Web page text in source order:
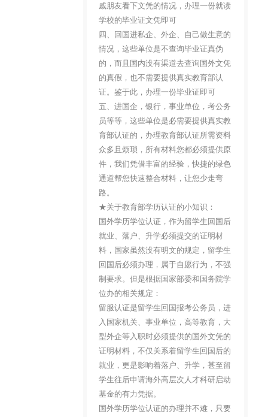
戚朋友看下文凭的情况，办理一份就读
学校的毕业证文凭即可
四、回国进私企、外企、自己做生意的
情况，这些单位是不查询毕业证真伪
的，而且国内没有渠道去查询国外文凭
的真假，也不需要提供真实教育部认
证。鉴于此，办理一份毕业证即可
五、进国企，银行，事业单位，考公务
员等等，这些单位是必需要提供真实教
育部认证的，办理教育部认证所需资料
众多且烦琐，所有材料您都必须提供原
件，我们凭借丰富的经验，快捷的绿色
通道帮您快速整合材料，让您少走弯
路。
★关于教育部学历认证的小知识：
国外学历学位认证，作为留学生回国后
就业、落户、升学必须提交的证明材
料，国家虽然没有明文的规定，留学生
回国后必须办理，属于自愿行为，不强
制要求。但是根据国家部委和国务院学
位办的相关规定：
留服认证是留学生回国报考公务员，进
入国家机关、事业单位，高等教育，大
型外企等入职时必须提供的国外文凭的
证明材料，不仅关系着留学生回国后的
就业，更是影响着落户、升学，甚至留
学生往后申请海外高层次人才科研启动
基金的有力凭据。
国外学历学位认证的办理并不难，只要